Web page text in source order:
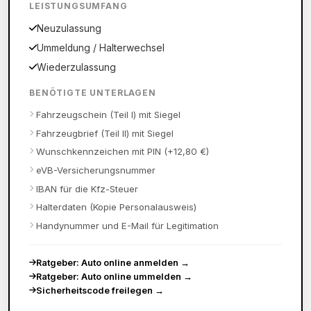
LEISTUNGSUMFANG
Neuzulassung
Ummeldung / Halterwechsel
Wiederzulassung
BENÖTIGTE UNTERLAGEN
Fahrzeugschein (Teil I) mit Siegel
Fahrzeugbrief (Teil II) mit Siegel
Wunschkennzeichen mit PIN (+12,80 €)
eVB-Versicherungsnummer
IBAN für die Kfz-Steuer
Halterdaten (Kopie Personalausweis)
Handynummer und E-Mail für Legitimation
Ratgeber: Auto online anmelden →
Ratgeber: Auto online ummelden →
Sicherheitscode freilegen →